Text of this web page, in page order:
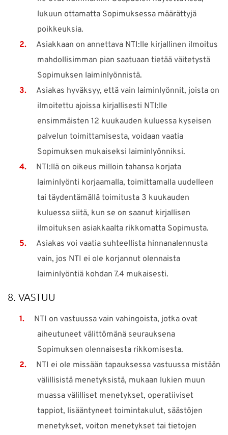
lukuun ottamatta Sopimuksessa määrättyjä
poikkeuksia.
Asiakkaan on annettava NTI:lle kirjallinen ilmoitus
mahdollisimman pian saatuaan tietää väitetystä
Sopimuksen laiminlyönnistä.
Asiakas hyväksyy, että vain laiminlyönnit, joista on
ilmoitettu ajoissa kirjallisesti NTI:lle
ensimmäisten 12 kuukauden kuluessa kyseisen
palvelun toimittamisesta, voidaan vaatia
Sopimuksen mukaiseksi laiminlyönniksi.
NTI:llä on oikeus milloin tahansa korjata
laiminlyönti korjaamalla, toimittamalla uudelleen
tai täydentämällä toimitusta 3 kuukauden
kuluessa siitä, kun se on saanut kirjallisen
ilmoituksen asiakkaalta rikkomatta Sopimusta.
Asiakas voi vaatia suhteellista hinnanalennusta
vain, jos NTI ei ole korjannut olennaista
laiminlyöntiä kohdan 7.4 mukaisesti.
8. VASTUU
NTI on vastuussa vain vahingoista, jotka ovat
aiheutuneet välittömänä seurauksena
Sopimuksen olennaisesta rikkomisesta.
NTI ei ole missään tapauksessa vastuussa mistään
välillisistä menetyksistä, mukaan lukien muun
muassa välilliset menetykset, operatiiviset
tappiot, lisääntyneet toimintakulut, säästöjen
menetykset, voiton menetykset tai tietojen